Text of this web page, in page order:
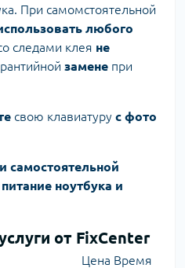
При самомстоятельной
любого
следами клея не
замене при
свою клавиатуру с фото
самостоятельной
ноутбука и
от FixCenter
Цена Время